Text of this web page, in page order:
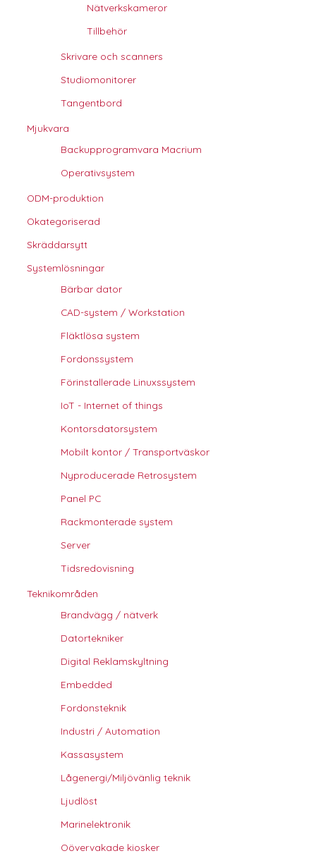
Nätverkskameror
Tillbehör
Skrivare och scanners
Studiomonitorer
Tangentbord
Mjukvara
Backupprogramvara Macrium
Operativsystem
ODM-produktion
Okategoriserad
Skräddarsytt
Systemlösningar
Bärbar dator
CAD-system / Workstation
Fläktlösa system
Fordonssystem
Förinstallerade Linuxssystem
IoT - Internet of things
Kontorsdatorsystem
Mobilt kontor / Transportväskor
Nyproducerade Retrosystem
Panel PC
Rackmonterade system
Server
Tidsredovisning
Teknikområden
Brandvägg / nätverk
Datortekniker
Digital Reklamskyltning
Embedded
Fordonsteknik
Industri / Automation
Kassasystem
Lågenergi/Miljövänlig teknik
Ljudlöst
Marinelektronik
Oövervakade kiosker